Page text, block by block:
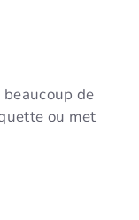
de
ou met